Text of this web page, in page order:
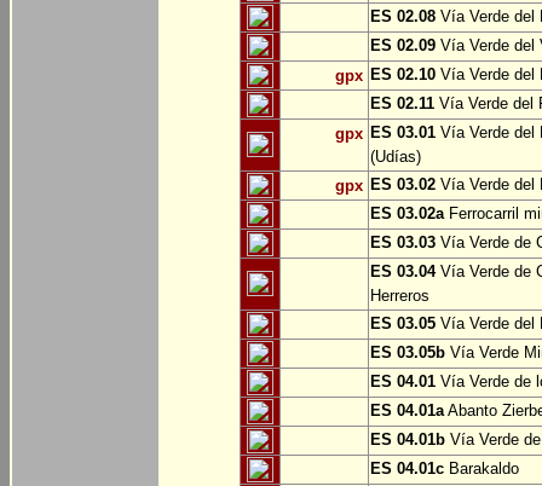
ES 02.08 Vía Verde del
ES 02.09 Vía Verde del
gpx ES 02.10 Vía Verde del
ES 02.11 Vía Verde del
gpx ES 03.01 Vía Verde del
(Udías)
gpx ES 03.02 Vía Verde del
ES 03.02aFerrocarril
ES 03.03 Vía Verde de
ES 03.04Vía Verde de
Herreros
ES 03.05 Vía Verde del
ES 03.05b Vía Verde
ES 04.01 Vía Verde de
ES 04.01aAbanto
ES 04.01b Vía Verde
ES 04.01c Barakaldo